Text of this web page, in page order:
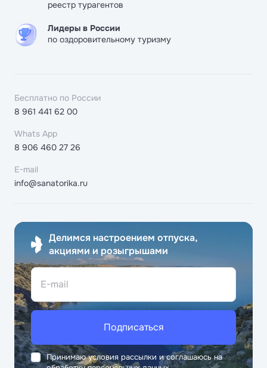
реестр турагентов
Лидеры в России
по оздоровительному туризму
Бесплатно по России
8 961 441 62 00
Whats App
8 906 460 27 26
E-mail
info@sanatorika.ru
Делимся настроением отпуска,
акциями и розыгрышами
E-mail
Подписаться
Принимаю условия рассылки и соглашаюсь на